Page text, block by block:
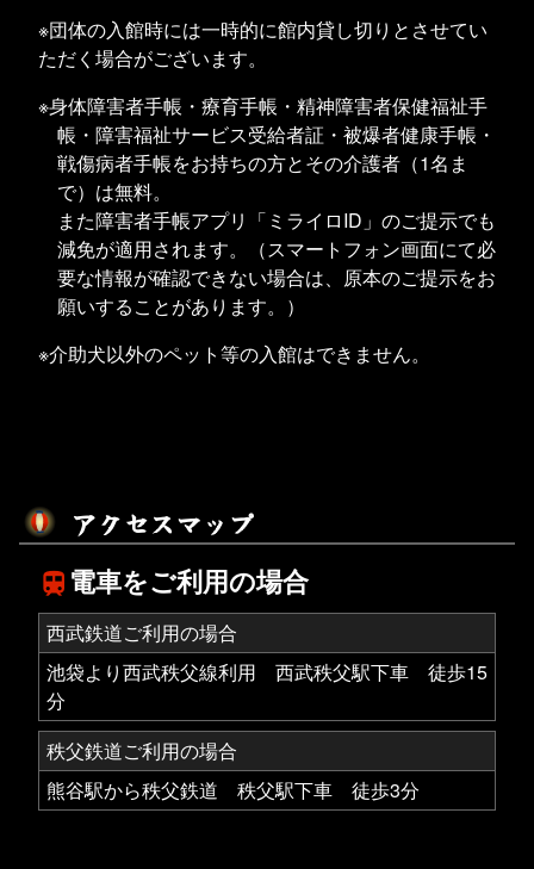
※団体の入館時には一時的に館内貸し切りとさせてい
ただく場合がございます。
※身体障害者手帳・療育手帳・精神障害者保健福祉手
帳・障害福祉サービス受給者証・被爆者健康手帳・
戦傷病者手帳をお持ちの方とその介護者（1名ま
で）は無料。
また障害者手帳アプリ「ミライロID」のご提示でも
減免が適用されます。（スマートフォン画面にて必
要な情報が確認できない場合は、原本のご提示をお
願いすることがあります。）
※介助犬以外のペット等の入館はできません。
アクセスマッ プ
train 電車をご利用の場合
西武鉄道ご利用の場合
池袋より西武秩父線利用 西武秩父駅下車 徒歩15
分
秩父鉄道ご利用の場合
熊谷駅から秩父鉄道 秩父駅下車 徒歩3分